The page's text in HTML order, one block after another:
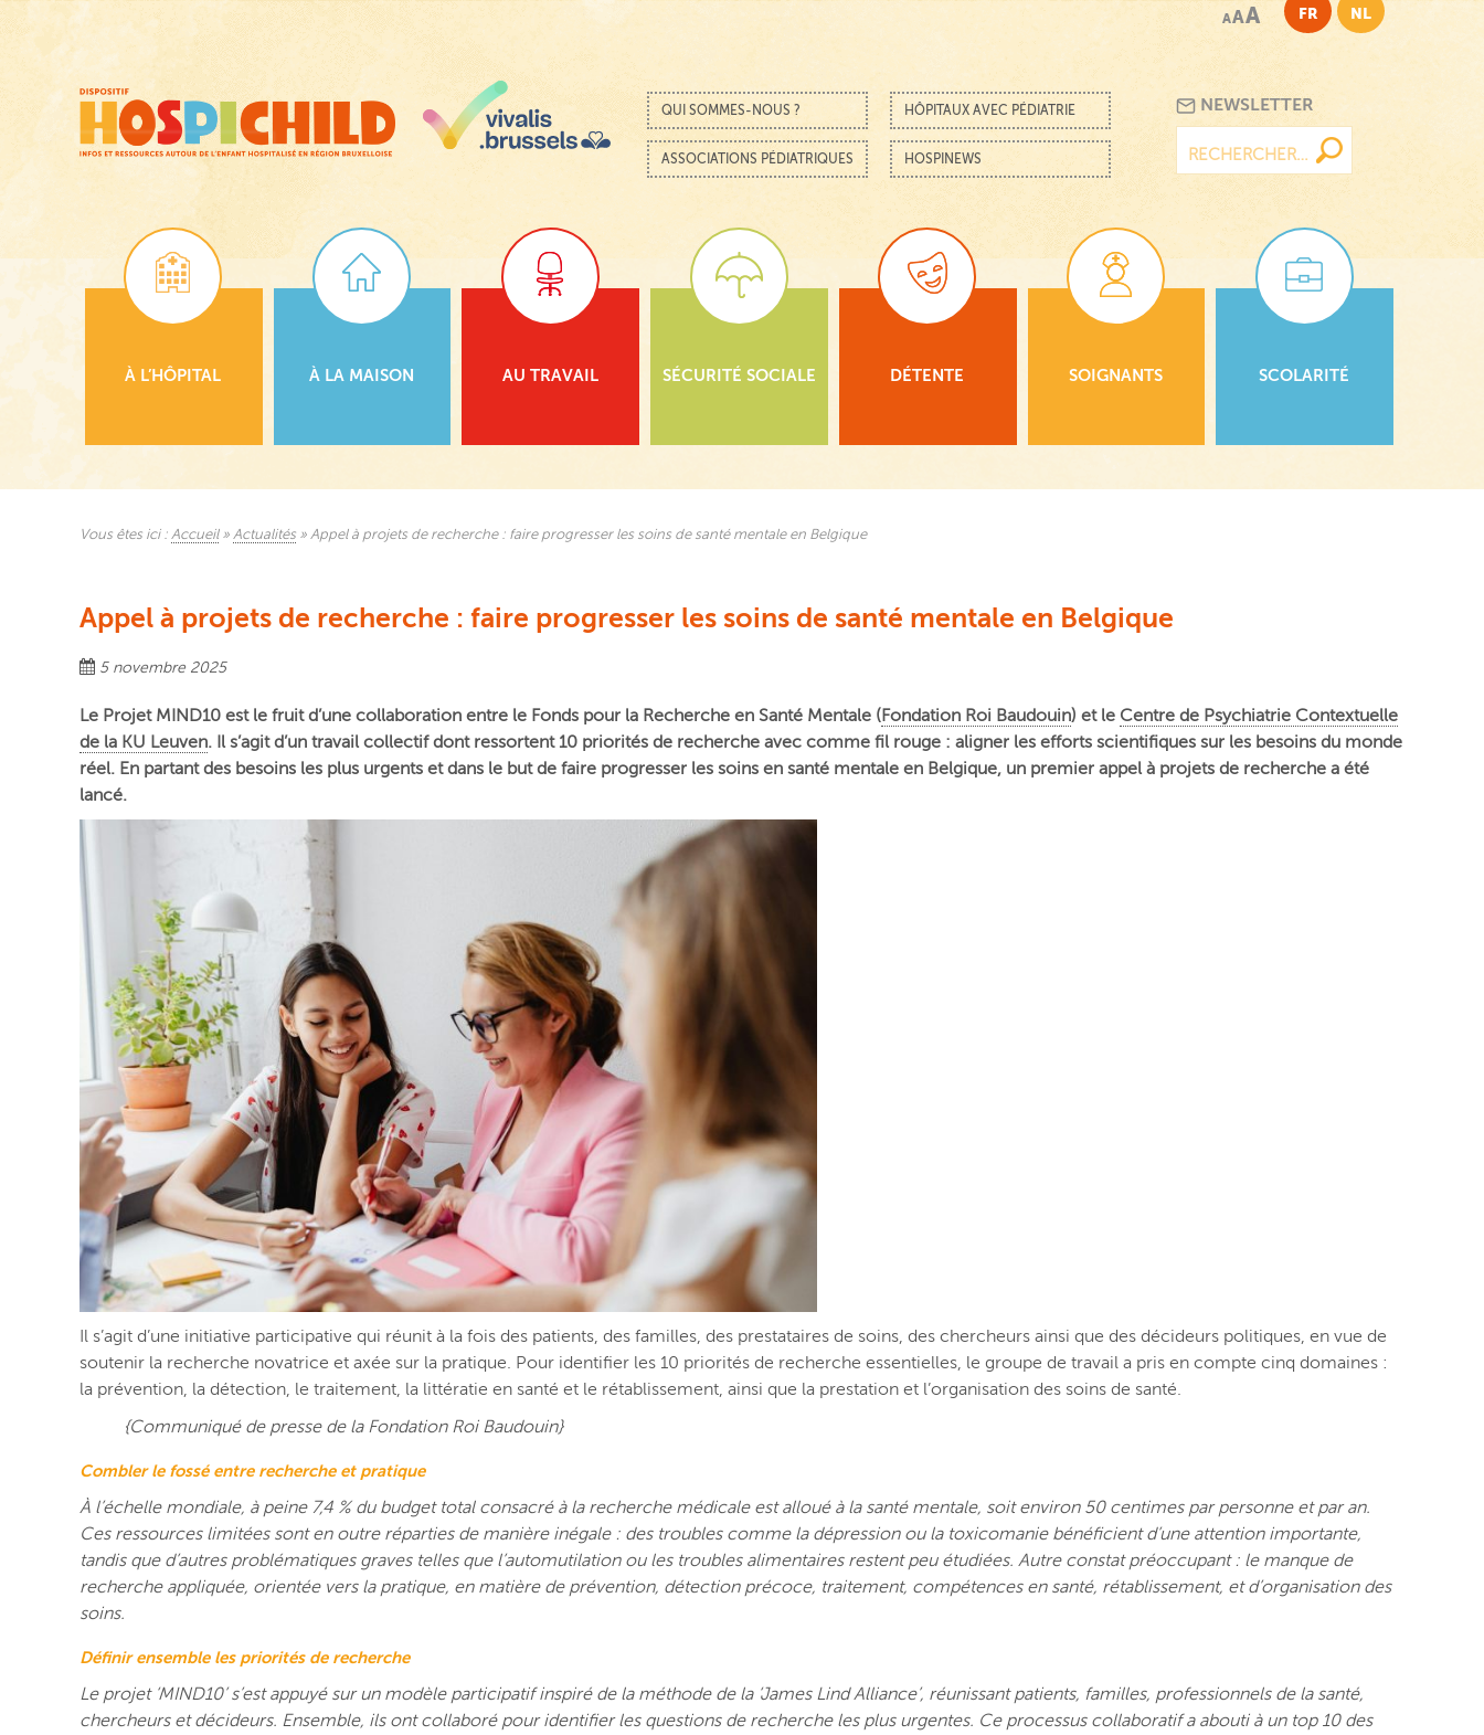
principal
AAA FR NL
Menu
Passer au contenu
QUI SOMMES-NOUS ? HÔPITAUX AVEC PÉDIATRIE
ASSOCIATIONS PÉDIATRIQUES HOSPINEWS
NEWSLETTER
À L’HÔPITAL À LA MAISON AU TRAVAIL SÉCURITÉ SOCIALE DÉTENTE SOIGNANTS SCOLARITÉ
Vous êtes ici : Accueil» Actualités » Appel à projets de recherche : faire progresser les soins de santé mentale en Belgique
Appel à projets de recherche : faire progresser les soins de santé mentale en Belgique
5 novembre 2025
Le Projet MIND10 est le fruit d’une collaboration entre le Fonds pour la Recherche en Santé Mentale (Fondation Roi Baudouin) et le Centre de Psychiatrie Contextuelle
de la KU Leuven. Il s’agit d’un travail collectif dont ressortent 10 priorités de recherche avec comme fil rouge : aligner les efforts scientifiques sur les besoins du monde
réel. En partant des besoins les plus urgents et dans le but de faire progresser les soins en santé mentale en Belgique, un premier appel à projets de recherche a été
lancé.
Il s’agit d’une initiative participative qui réunit à la fois des patients, des familles, des prestataires de soins, des chercheurs ainsi que des décideurs politiques, en vue de
soutenir la recherche novatrice et axée sur la pratique. Pour identifier les 10 priorités de recherche essentielles, le groupe de travail a pris en compte cinq domaines :
la prévention, la détection, le traitement, la littératie en santé et le rétablissement, ainsi que la prestation et l’organisation des soins de santé.
{Communiqué de presse de la Fondation Roi Baudouin}
Combler le fossé entre recherche et pratique
À l’échelle mondiale, à peine 7,4 % du budget total consacré à la recherche médicale est alloué à la santé mentale, soit environ 50 centimes par personne et par an.
Ces ressources limitées sont en outre réparties de manière inégale : des troubles comme la dépression ou la toxicomanie bénéficient d’une attention importante,
tandis que d’autres problématiques graves telles que l’automutilation ou les troubles alimentaires restent peu étudiées. Autre constat préoccupant : le manque de
recherche appliquée, orientée vers la pratique, en matière de prévention, détection précoce, traitement, compétences en santé, rétablissement, et d’organisation des
soins.
Définir ensemble les priorités de recherche
Le projet ‘MIND10’ s’est appuyé sur un modèle participatif inspiré de la méthode de la ‘James Lind Alliance’, réunissant patients, familles, professionnels de la santé,
chercheurs et décideurs. Ensemble, ils ont collaboré pour identifier les questions de recherche les plus urgentes. Ce processus collaboratif a abouti à un top 10 des